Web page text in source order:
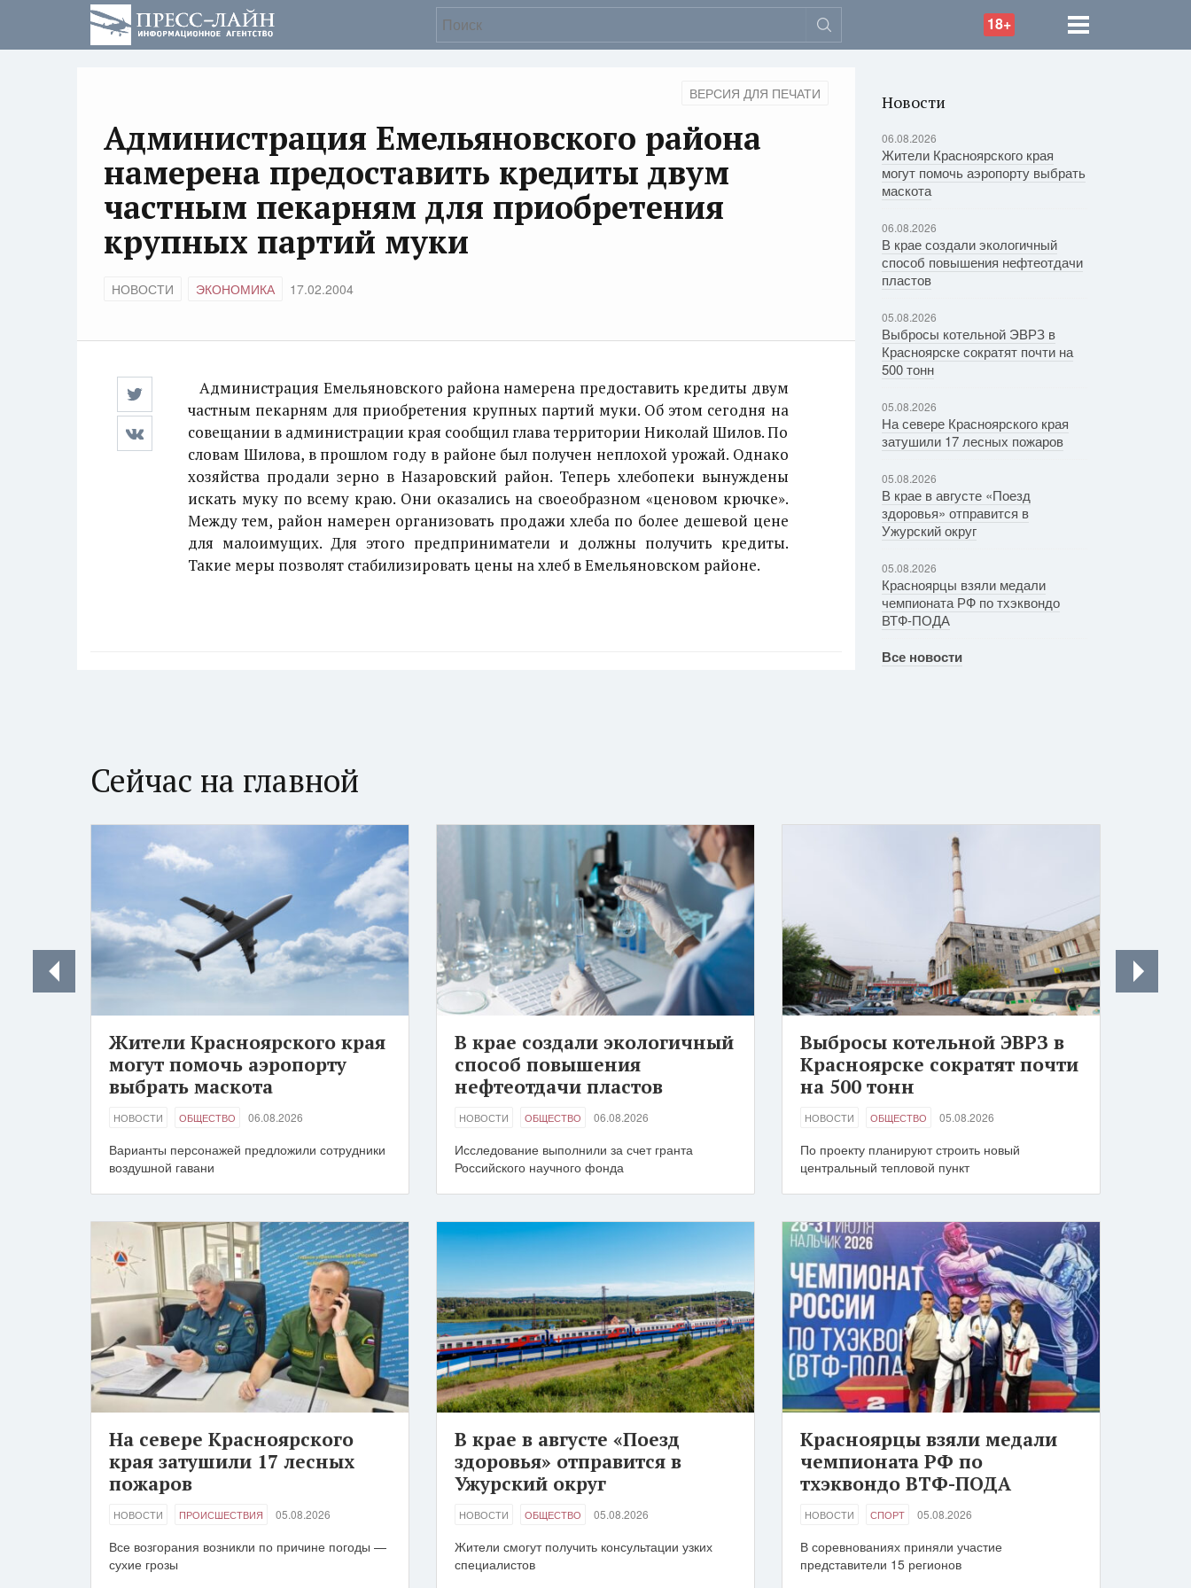
18+
ВЕРСИЯ ДЛЯ ПЕЧАТИ
Администрация Емельяновского района
намерена предоставить кредиты двум
частным пекарням для приобретения
крупных партий муки
НОВОСТИ ЭКОНОМИКА 17.02.2004
Администрация Емельяновского района намерена предоставить кредиты двум
частным пекарням для приобретения крупных партий муки. Об этом сегодня на
совещании в администрации края сообщил глава территории Николай Шилов. По
словам Шилова, в прошлом году в районе был получен неплохой урожай. Однако
хозяйства продали зерно в Назаровский район. Теперь хлебопеки вынуждены
искать муку по всему краю. Они оказались на своеобразном «ценовом крючке».
Между тем, район намерен организовать продажи хлеба по более дешевой цене
для малоимущих. Для этого предприниматели и должны получить кредиты.
Такие меры позволят стабилизировать цены на хлеб в Емельяновском районе.
Новости
06.08.2026
Жители Красноярского края
могут помочь аэропорту выбрать
маскота
06.08.2026
В крае создали экологичный
способ повышения нефтеотдачи
пластов
05.08.2026
Выбросы котельной ЭВРЗ в
Красноярске сократят почти на
500 тонн
05.08.2026
На севере Красноярского края
затушили 17 лесных пожаров
05.08.2026
В крае в августе «Поезд
здоровья» отправится в
Ужурский округ
05.08.2026
Красноярцы взяли медали
чемпионата РФ по тхэквондо
ВТФ-ПОДА
Все новости
Сейчас на главной
Жители Красноярского края
могут помочь аэропорту
выбрать маскота
НОВОСТИ ОБЩЕСТВО 06.08.2026
Варианты персонажей предложили сотрудники
воздушной гавани
В крае создали экологичный
способ повышения
нефтеотдачи пластов
НОВОСТИ ОБЩЕСТВО 06.08.2026
Исследование выполнили за счет гранта
Российского научного фонда
Выбросы котельной ЭВРЗ в
Красноярске сократят почти
на 500 тонн
НОВОСТИ ОБЩЕСТВО 05.08.2026
По проекту планируют строить новый
центральный тепловой пункт
На севере Красноярского
края затушили 17 лесных
пожаров
НОВОСТИ ПРОИСШЕСТВИЯ 05.08.2026
Все возгорания возникли по причине погоды —
сухие грозы
В крае в августе «Поезд
здоровья» отправится в
Ужурский округ
НОВОСТИ ОБЩЕСТВО 05.08.2026
Жители смогут получить консультации узких
специалистов
Красноярцы взяли медали
чемпионата РФ по
тхэквондо ВТФ-ПОДА
НОВОСТИ СПОРТ 05.08.2026
В соревнованиях приняли участие
представители 15 регионов